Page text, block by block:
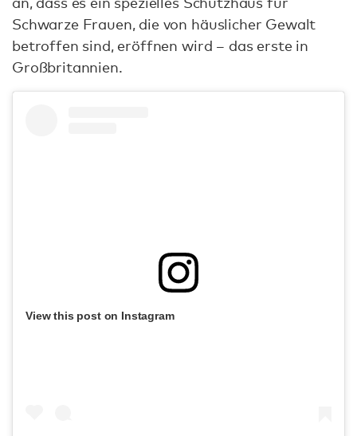
Schwarze Frauen, die von häuslicher Gewalt
betroffen sind, eröffnen wird – das erste in
Großbritannien.
View this post on Instagram